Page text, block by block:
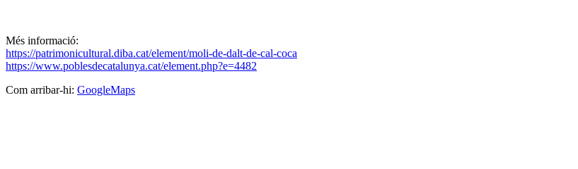
Més informació:
https://patrimonicultural.diba.cat/element/moli-de-dalt-de-cal-coca
https://www.poblesdecatalunya.cat/element.php?e=4482
Com arribar-hi: GoogleMaps